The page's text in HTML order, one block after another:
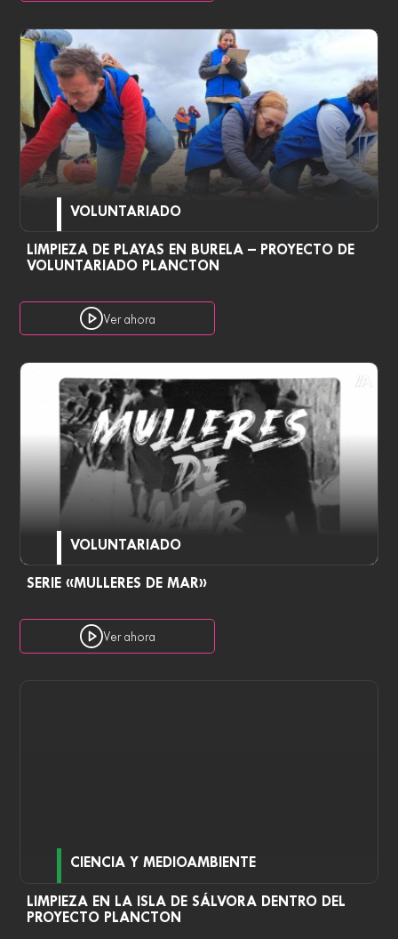
VOLUNTARIADO
LIMPIEZA DE PLAYAS EN BURELA – PROYECTO DE
VOLUNTARIADO PLANCTON
Ver ahora
VOLUNTARIADO
SERIE «MULLERES DE MAR»
Ver ahora
CIENCIA Y MEDIOAMBIENTE
LIMPIEZA EN LA ISLA DE SÁLVORA DENTRO DEL
PROYECTO PLANCTON